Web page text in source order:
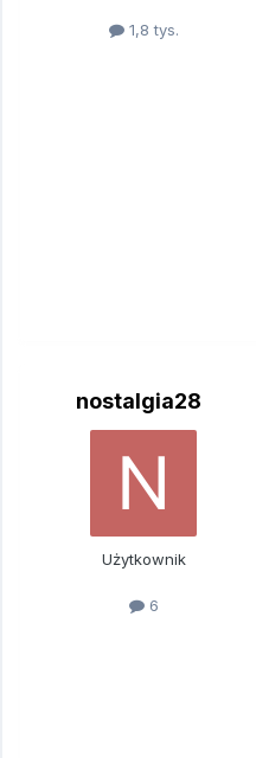
1,8 tys.
nostalgia28
Użytkownik
6